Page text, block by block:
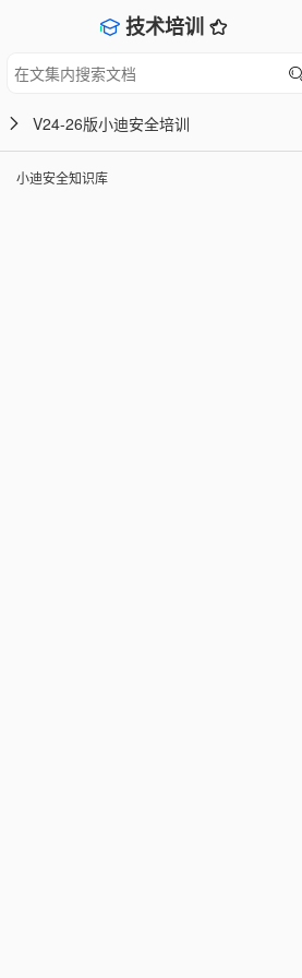
技术培训
V24-26版小迪安全培训
小迪安全知识库